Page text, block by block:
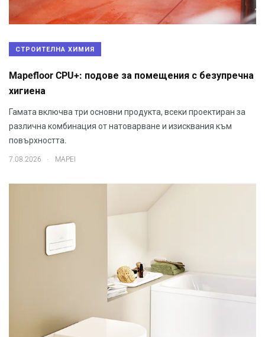
СТРОИТЕЛНА ХИМИЯ
Mapefloor CPU+: подове за помещения с безупречна
хигиена
Гамата включва три основни продукта, всеки проектиран за
различна комбинация от натоварване и изисквания към
повърхността.
7.08.2026 . MAPEI